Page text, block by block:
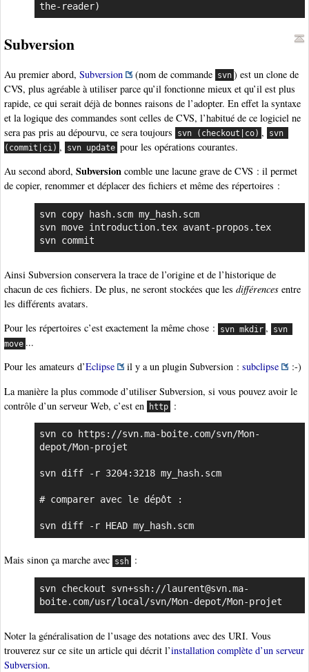
the-reader)
Subversion
Au premier abord, Subversion (nom de commande svn ) est un clone de
CVS, plus agréable à utiliser parce qu’il fonctionne mieux et qu’il est plus
rapide, ce qui serait déjà de bonnes raisons de l’adopter. En effet la syntaxe
et la logique des commandes sont celles de CVS, l’habitué de ce logiciel ne
sera pas pris au dépourvu, ce sera toujours
svn (checkout|co) ,
svn
(commit|ci) , svn update pour les opérations courantes.
Au second abord, Subversion comble une lacune grave de CVS : il permet
de copier, renommer et déplacer des fichiers et même des répertoires :
svn copy hash.scm my_hash.scm
svn move introduction.tex avant-propos.tex
svn commit
Ainsi Subversion conservera la trace de l’origine et de l’historique de
chacun de ces fichiers. De plus, ne seront stockées que les différences entre
les différents avatars.
Pour les répertoires c’est exactement la même chose :
svn mkdir , svn
move ...
Pour les amateurs d’Eclipse il y a un plugin Subversion : subclipse
:-)
La manière la plus commode d’utiliser Subversion, si vous pouvez avoir le
contrôle d’un serveur Web, c’est en
http :
svn co https://svn.ma-boite.com/svn/Mon-
depot/Mon-projet
svn diff -r 3204:3218 my_hash.scm
# comparer avec le dépôt :
svn diff -r HEAD my_hash.scm
Mais sinon ça marche avec ssh :
svn checkout svn+ssh://laurent@svn.ma-
boite.com/usr/local/svn/Mon-depot/Mon-projet
Noter la généralisation de l’usage des notations avec des URI. Vous
trouverez sur ce site un article qui décrit l’installation complète d’un serveur
Subversion.